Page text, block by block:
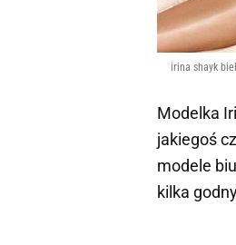
irina shayk
Modelka
jakiegoś
modele
kilka